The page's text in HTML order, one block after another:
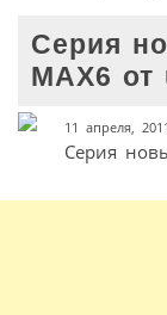
Серия
MAX6 от
11 апреля, 2011
Серия